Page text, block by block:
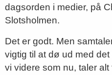
dagsorden i medier, på
Slotsholmen.
Det er godt. Men
vigtig til at dø ud med
vi videre som nu, taler alt